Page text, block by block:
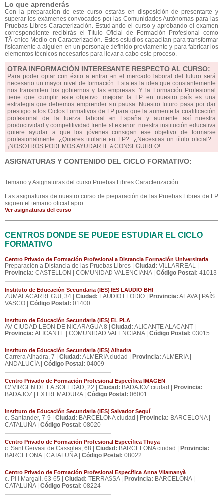
Lo que aprenderás
Con la preparación de este curso estarás en disposición de presentarte y
superar los exámenes convocados por las Comunidades Autónomas para las
Pruebas Libres Caracterización. Estudiando el curso y aprobando el examen
correspondiente recibirás el Título Oficial de Formación Profesional como
TÃ¨cnico Medio en Caracterización. Estos estudios capacitan para transformar
físicamente a alguien en un personaje definido previamente y para fabricar los
elementos técnicos necesarios para llevar a cabo este proceso.
OTRA INFORMACIÓN INTERESANTE RESPECTO AL CURSO:
Para poder optar con éxito a entrar en el mercado laboral del futuro será
necesario un mayor nivel de formación. Esta es la idea que constantemente
nos transmiten los gobiernos y las empresas. Y la Formación Profesional
tiene que cumplir este objetivo: mejorar la FP en nuestro país es una
estrategia que debemos emprender sin pausa. Nuestro futuro pasa por dar
prestigio a los Ciclos Formativos de FP para que la aumente la cualificación
profesional de la fuerza laboral en España y aumente así nuestra
productividad y competitividad frente al exterior: nuestra institución educativa
quiere ayudar a que los jóvenes consigan ese objetivo de formarse
profesionalmente. ¿Quieres titularte en FP?...¿Necesitas un título oficial?...
¡NOSOTROS PODEMOS AYUDARTE A CONSEGUIRLO!
ASIGNATURAS Y CONTENIDO DEL CICLO FORMATIVO:
Temario y Asignaturas del curso Pruebas Libres Caracterización:
Las asignaturas de nuestro curso de preparación de las Pruebas Libres de FP
siguen el temario oficial apro...
Ver asignaturas del curso
CENTROS DONDE SE PUEDE ESTUDIAR EL CICLO
FORMATIVO
Centro Privado de Formación Profesional a Distancia Formación Universitaria
Preparación a Distancia de las Pruebas Libres | Ciudad: VILLARREAL |
Provincia: CASTELLON | COMUNIDAD VALENCIANA | Código Postal: 41013
Instituto de Educación Secundaria (IES) IES LAUDIO BHI
ZUMALACARREGUI, 34 | Ciudad: LAUDIO LLODIO | Provincia: ALAVA | PAÍS
VASCO | Código Postal: 01400
Instituto de Educación Secundaria (IES) EL PLA
AV CIUDAD LEON DE NICARAGUA 8 | Ciudad: ALICANTE ALACANT |
Provincia: ALICANTE | COMUNIDAD VALENCIANA | Código Postal: 03015
Instituto de Educación Secundaria (IES) Alhadra
Carrera Alhadra, 7 | Ciudad: ALMERIA ciudad | Provincia: ALMERIA |
ANDALUCÍA | Código Postal: 04009
Centro Privado de Formación Profesional Específica IMAGEN
C/ VIRGEN DE LA SOLEDAD, 22 | Ciudad: BADAJOZ ciudad |
Provincia:
BADAJOZ | EXTREMADURA | Código Postal: 06001
Instituto de Educación Secundaria (IES) Salvador Seguí
c. Santander, 7-9 | Ciudad: BARCELONA ciudad | Provincia: BARCELONA |
CATALUÑA | Código Postal: 08020
Centro Privado de Formación Profesional Específica Thuya
c. Sant Gervasi de Cassoles, 68 | Ciudad: BARCELONA ciudad |
Provincia:
BARCELONA | CATALUÑA | Código Postal: 08022
Centro Privado de Formación Profesional Específica Anna Vilamanyà
c. Pi i Margall, 63-65 | Ciudad: TERRASSA | Provincia: BARCELONA |
CATALUÑA | Código Postal: 08224